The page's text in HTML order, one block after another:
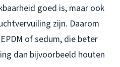
goed is, maar ook
zijn. Daarom
of sedum, die beter
dan bijvoorbeeld houten